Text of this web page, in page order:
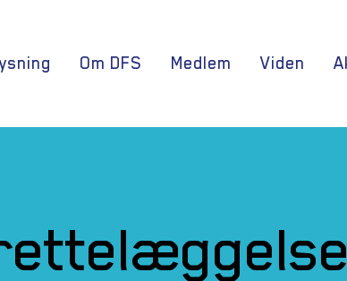
Om DFS Medlem Viden